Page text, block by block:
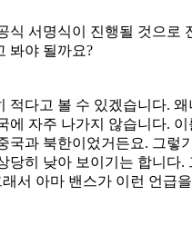
식 서명식이 진행될 것으
봐야 될까요?
적다고 볼 수 있겠습니다.
에 자주 나가지 않습니다.
국과 북한이었거든요. 그
당히 낮아 보이기는 합니
서 아마 밴스가 이런 언급